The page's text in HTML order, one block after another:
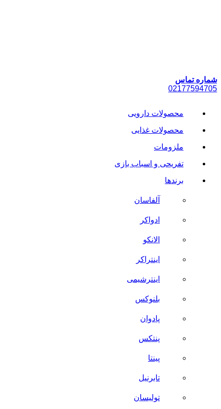
شماره تماس
02177594705
محصولات دارویی
محصولات غذایی
ملزومات
تفریحی و اسباب بازی
برندها
آلفاسان
ادواکر
الانکو
اینتراکر
اینترشیمی
بلنوکس
پادوان
پنتکس
پینتا
تابرنیل
تولیسان